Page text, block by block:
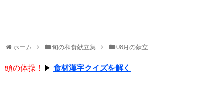
ホーム 旬の和食献立集 08月の献立
頭の体操！ ▶ 食材漢字クイズを解く